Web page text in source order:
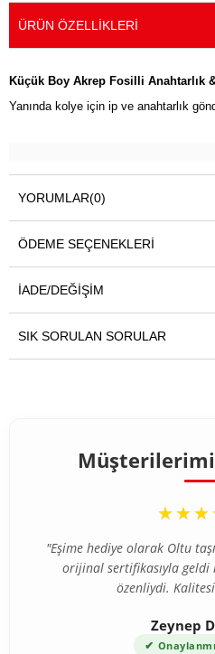
ÜRÜN ÖZELLIKLERI
Küçük Boy Akrep Fosilli Anahtarlık
Yanında kolye için ip ve anahtarlık
YORUMLAR(0)
ÖDEME SEÇENEKLERI
İADE/DEĞIŞIM
SIK SORULAN SORULAR
“
"Eşime hediye olarak Oltu
orijinal sertifikasıyla geldi
özenliydi.
Zeynep
✔